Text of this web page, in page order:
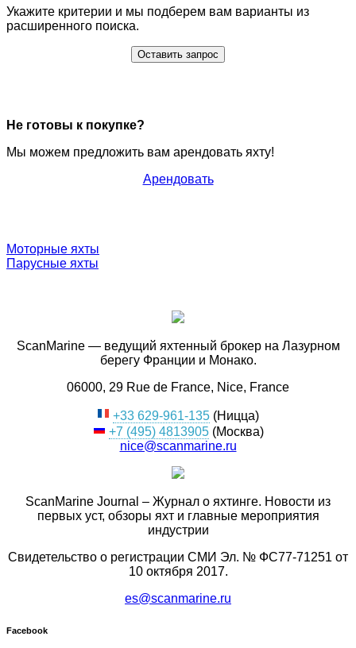
Укажите критерии и мы подберем вам варианты из
расширенного поиска.
Оставить запрос
Не готовы к покупке?
Мы можем предложить вам арендовать яхту!
Арендовать
Моторные яхты
Парусные яхты
ScanMarine — ведущий яхтенный брокер на Лазурном
берегу Франции и Монако.
06000, 29 Rue de France, Nice, France
+33 629-961-135 (Ницца)
+7 (495) 4813905(Москва)
nice@scanmarine.ru
ScanMarine Journal – Журнал о яхтинге. Новости из
первых уст, обзоры яхт и главные мероприятия
индустрии
Свидетельство о регистрации СМИ Эл. № ФС77-71251 от
10 октября 2017.
es@scanmarine.ru
Facebook